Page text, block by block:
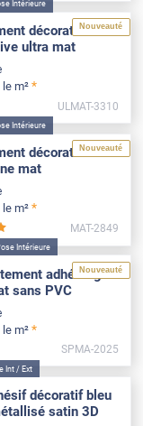
Nouveauté
Intérieure
décoratif vert
ultra mat
le m² *
ULMAT-3310
Nouveauté
Intérieure
décoratif
mat
le m² *
MAT-2849
Nouveauté
Intérieure
adhésif gris
sans PVC
le m² *
SPMA-2025
Int / Ext
décoratif bleu
satin 3D